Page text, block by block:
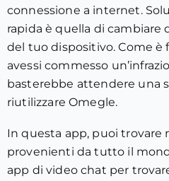
connessione a internet.
rapida è quella di
del tuo dispositivo. Come è
avessi commesso
basterebbe attendere una
riutilizzare Omegle.
In questa app, puoi trovare
provenienti da tutto il
app di video chat per